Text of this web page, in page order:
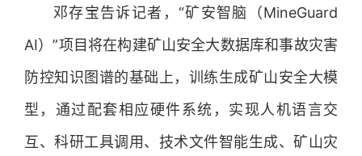
邓存宝告诉记者，“矿安智脑（MineGuard
AI）”项目将在构建矿山安全大数据库和事故灾害
防控知识图谱的基础上，训练生成矿山安全大模
型，通过配套相应硬件系统，实现人机语言交
互、科研工具调用、技术文件智能生成、矿山灾